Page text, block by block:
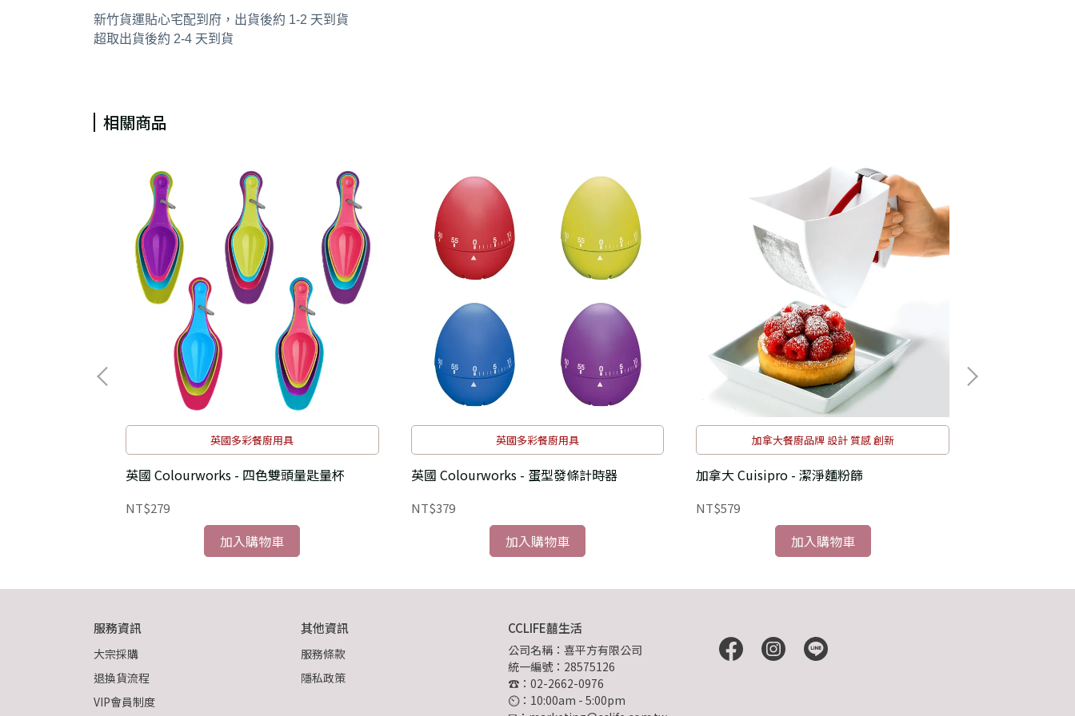
新竹貨運貼心宅配到府，出貨後約 1-2 天到貨
超取出貨後約 2-4 天到貨
相關商品
英國多彩餐廚用具
英國 Colourworks - 四色雙頭量匙量杯
NT$279
加入購物車
英國多彩餐廚用具
英國 Colourworks - 蛋型發條計時器
NT$379
加入購物車
加拿大餐廚品牌 設計 質感 創新
加拿大 Cuisipro - 潔淨麵粉篩
NT$579
加入購物車
服務資訊
大宗採購
退換貨流程
VIP會員制度
其他資訊
服務條款
隱私政策
CCLIFE囍生活
公司名稱：喜平方有限公司
統一編號：28575126
☎：02-2662-0976
⏲︎：10:00am - 5:00pm